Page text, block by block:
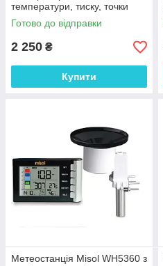
температури, тиску, точки
роси і прогноз погоди)
Готово до відправки
2 250 ₴
Купити
Метеостанція Misol WH5360 з